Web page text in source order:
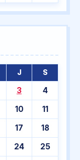
J S
3
4
10
11
17
18
24
25